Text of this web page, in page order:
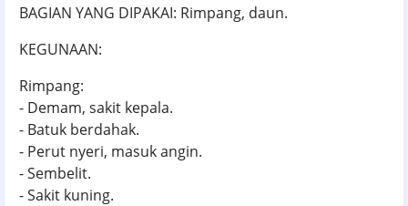
BAGIAN YANG DIPAKAI: Rimpang, daun.
KEGUNAAN:
Rimpang:
- Demam, sakit kepala.
- Batuk berdahak.
- Perut nyeri, masuk angin.
- Sembelit.
- Sakit kuning.